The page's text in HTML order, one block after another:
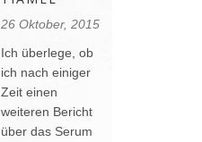
26 Oktober, 2015
Ich überlege, ob
ich nach einiger
Zeit einen
weiteren Bericht
über das Serum